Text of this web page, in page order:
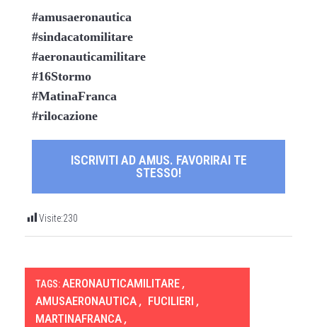
#amusaeronautica
#sindacatomilitare
#aeronauticamilitare
#16Stormo
#MatinaFranca
#rilocazione
ISCRIVITI AD AMUS. FAVORIRAI TE
STESSO!
Visite:230
TAGS:AERONAUTICAMILITARE ,
AMUSAERONAUTICA , FUCILIERI ,
MARTINAFRANCA ,